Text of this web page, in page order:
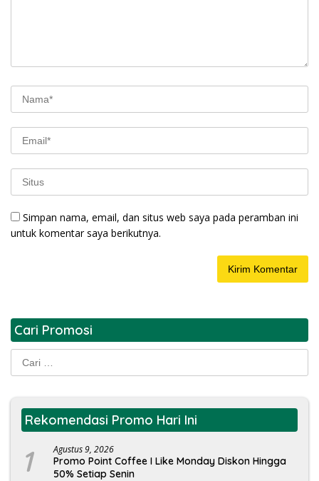
Simpan nama, email, dan situs web saya pada peramban ini
untuk komentar saya berikutnya.
Cari Promosi
Cari
untuk:
Rekomendasi Promo Hari Ini
1 Agustus 9, 2026
Promo Point Coffee I Like Monday Diskon Hingga
50% Setiap Senin